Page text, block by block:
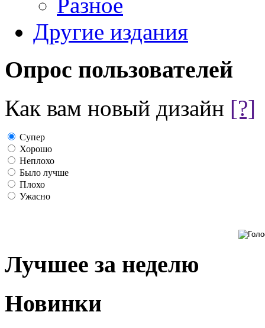
Другие издания
Опрос пользователей
Как вам новый дизайн [?]
Супер
Хорошо
Неплохо
Было лучше
Плохо
Ужасно
Лучшее за неделю
Новинки